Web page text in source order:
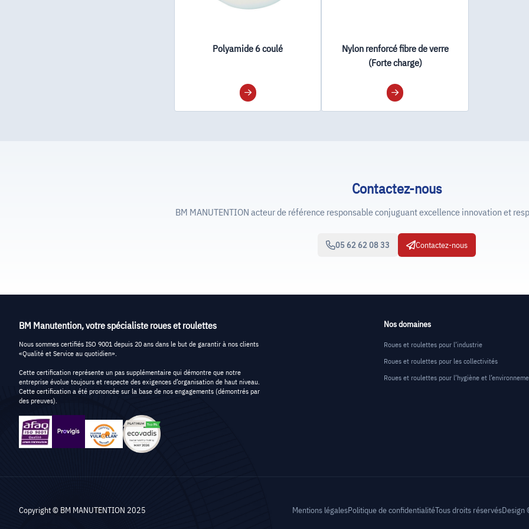
Polyamide 6 coulé
Nylon renforcé fibre de verre
(Forte charge)
Contactez-nous
BM MANUTENTION acteur de référence responsable conjuguant excellence innovation et
05 62 62 08 33 Contactez-nous
BM Manutention, votre spécialiste roues et roulettes
Nous sommes certifiés ISO 9001 depuis 20 ans dans le but de garantir à nos clients
«Qualité et Service au quotidien».
Cette certification représente un pas supplémentaire qui démontre que notre
entreprise évolue toujours et respecte des exigences d’organisation de haut niveau.
Cette certification a été prononcée sur la base de nos engagements (démontrés par
des preuves).
Nos domaines
Roues et roulettes pour l’industrie
Roues et roulettes pour les collectivités
Roues et roulettes pour l’hygiène et
Copyright © BM MANUTENTION 2025 Mentions légalesPolitique de confidentialitéTous droits réservésDesign